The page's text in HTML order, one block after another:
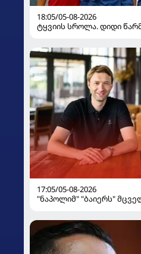
18:05/05-08-2026
ტყვიის სროლა. დიდი
17:05/05-08-2026
"ნაპოლიმ" "ბაიერს"